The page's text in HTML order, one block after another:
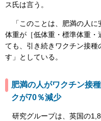
ス氏は言う。
「このことは、肥満の人に
体重が［低体重・標準体重・
ても、引き続きワクチン接種
す」としている。
肥満の人がワクチン接
クが70％減少
研究グループは、英国の